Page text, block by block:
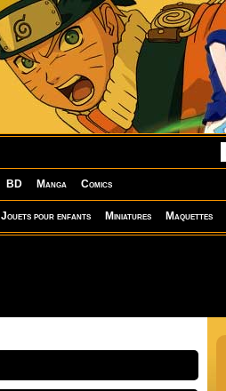
BD Manga Comics
Jouets pour enfants Miniatures Maquettes